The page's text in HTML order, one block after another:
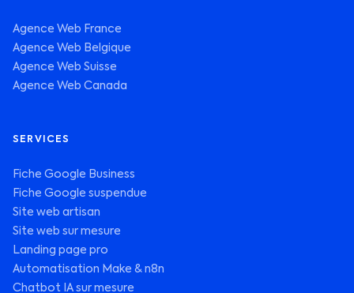
Agence Web France
Agence Web Belgique
Agence Web Suisse
Agence Web Canada
SERVICES
Fiche Google Business
Fiche Google suspendue
Site web artisan
Site web sur mesure
Landing page pro
Automatisation Make & n8n
Chatbot IA sur mesure